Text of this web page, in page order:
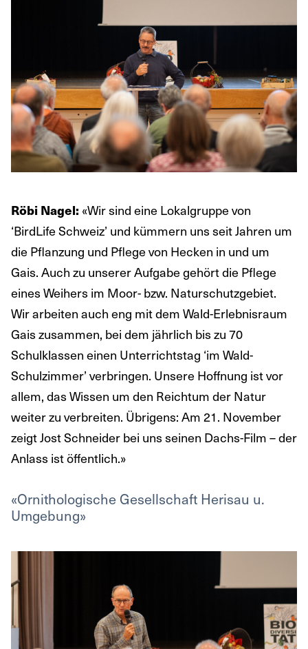
Röbi Nagel: «Wir sind eine Lokalgruppe von
‘BirdLife Schweiz’ und kümmern uns seit Jahren um
die Pflanzung und Pflege von Hecken in und um
Gais. Auch zu unserer Aufgabe gehört die Pflege
eines Weihers im Moor- bzw. Naturschutzgebiet.
Wir arbeiten auch eng mit dem Wald-Erlebnisraum
Gais zusammen, bei dem jährlich bis zu 70
Schulklassen einen Unterrichtstag ‘im Wald-
Schulzimmer’ verbringen. Unsere Hoffnung ist vor
allem, das Wissen um den Reichtum der Natur
weiter zu verbreiten. Übrigens: Am 21. November
zeigt Jost Schneider bei uns seinen Dachs-Film – der
Anlass ist öffentlich.»
«Ornithologische Gesellschaft Herisau u.
Umgebung»